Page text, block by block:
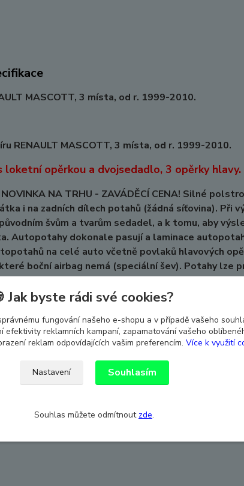
MASCOTT, 3 místa, od r. 1999-2010.
RENAULT MASCOTT, 3 místa, od r. 1999-2010.
loketní opěrkou a dvojsedadlo, 3 opěrky hlavy.
NOVINKA NA TRHU - ZAVÁDĚCÍ CENA! Silné
i na zadních dílech potahů (žádná síťovina). Při
švům a tvarům sedadel, a k tomu, aby
Autopotahy dokonale pasují a laminace
na celé auto včetně povlaků hlavových
boční airbag nemá (speciální šev). Potahy lze
8SD.
Jak byste rádi své cookies?
fungování našeho e-shopu a v případě vašeho
efektivity reklamních kampaní, zapamatování vašeho
reklam odpovídajících vašim preferencím. Více k využití
Nastavení Souhlasím
Souhlas můžete odmítnout zde.